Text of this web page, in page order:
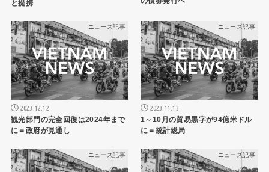
と提携
ニュース記事
2023.12.12
観光部門の完全回復は2024年まで
に＝政府が見通し
ニュース記事
2023.11.13
1～10月の貿易黒字が94億米ドル
に＝統計総局
ニュース記事 ニュース記事